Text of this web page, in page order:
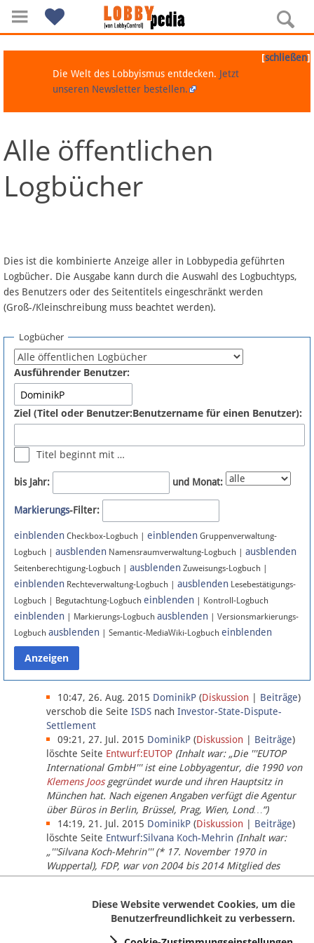
Navigation
Über Lobbypedia
Artikel nach Kategorien
FAQ
Fördermitglied werden
Fehler melden
Newsletter
Bluesky
Facebook
Instagram
Anmelden
Datenschutz
Über Lobbypedia
Impressum
[schließen]
Die Welt des Lobbyismus entdecken. Jetzt
unseren Newsletter bestellen.
Alle öffentlichen
Logbücher
Dies ist die kombinierte Anzeige aller in Lobbypedia geführten
Logbücher. Die Ausgabe kann durch die Auswahl des Logbuchtyps,
des Benutzers oder des Seitentitels eingeschränkt werden
(Groß-/Kleinschreibung muss beachtet werden).
Logbücher
Ausführender Benutzer:
Ziel (Titel oder Benutzer:Benutzername für einen Benutzer):
Titel beginnt mit …
bis Jahr: und Monat:
Markierungs-Filter:
einblenden Checkbox-Logbuch | einblenden Gruppenverwaltung-
Logbuch | ausblenden Namensraumverwaltung-Logbuch | ausblenden
Seitenberechtigung-Logbuch | ausblenden Zuweisungs-Logbuch |
einblenden Rechteverwaltung-Logbuch | ausblenden Lesebestätigungs-
Logbuch | Begutachtung-Logbuch einblenden | Kontroll-Logbuch
einblenden | Markierungs-Logbuch ausblenden | Versionsmarkierungs-
Logbuch ausblenden | Semantic-MediaWiki-Logbuch einblenden
10:47, 26. Aug. 2015 DominikP (Diskussion Beiträge)
verschob die Seite ISDS nach Investor-State-Dispute-
Settlement
09:21, 27. Jul. 2015 DominikP (Diskussion Beiträge)
löschte Seite Entwurf:EUTOP (Inhalt war: „Die '''EUTOP
International GmbH''' ist eine Lobbyagentur, die 1990 von
Klemens Joosgegründet wurde und ihren Hauptsitz in
München hat. Nach eigenen Angaben verfügt die Agentur
über Büros in Berlin, Brüssel, Prag, Wien, Lond…“)
14:19, 21. Jul. 2015 DominikP (Diskussion Beiträge)
löschte Seite Entwurf:Silvana Koch-Mehrin (Inhalt war:
„'''Silvana Koch-Mehrin''' (* 17. November 1970 in
Wuppertal), FDP, war von 2004 bis 2014 Mitglied des
Europäischen Parlaments, seit November 2014 ist sie für
Diese Website verwendet Cookies, um die
Benutzerfreundlichkeit zu verbessern.